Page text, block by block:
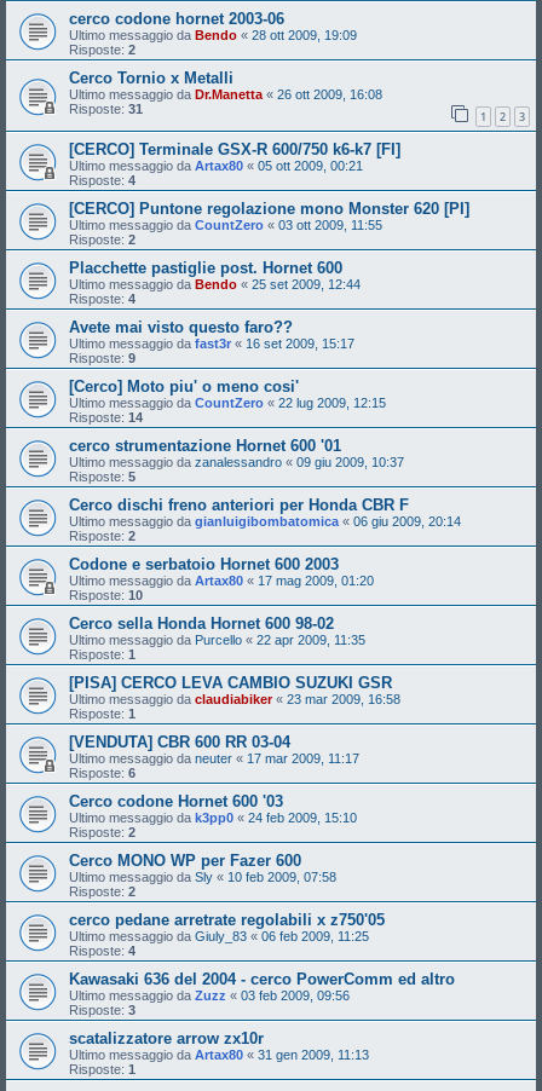
cerco codone hornet 2003-06
Ultimo messaggio da Bendo « 28 ott 2009, 19:09
Risposte: 2
Cerco Tornio x Metalli
Ultimo messaggio da Dr.Manetta« 26 ott 2009, 16:08
Risposte: 31 1 2 3
[CERCO] Terminale GSX-R 600/750 k6-k7 [FI]
Ultimo messaggio da Artax80 « 05 ott 2009, 00:21
Risposte: 4
[CERCO] Puntone regolazione mono Monster 620 [PI]
Ultimo messaggio da CountZero « 03 ott 2009, 11:55
Risposte: 2
Placchette pastiglie post. Hornet 600
Ultimo messaggio da Bendo « 25 set 2009, 12:44
Risposte: 4
Avete mai visto questo faro??
Ultimo messaggio da fast3r « 16 set 2009, 15:17
Risposte: 9
[Cerco] Moto piu' o meno cosi'
Ultimo messaggio da CountZero « 22 lug 2009, 12:15
Risposte: 14
cerco strumentazione Hornet 600 '01
Ultimo messaggio da zanalessandro « 09 giu 2009, 10:37
Risposte: 5
Cerco dischi freno anteriori per Honda CBR F
Ultimo messaggio da gianluigibombatomica « 06 giu 2009, 20:14
Risposte: 2
Codone e serbatoio Hornet 600 2003
Ultimo messaggio da Artax80 « 17 mag 2009, 01:20
Risposte: 10
Cerco sella Honda Hornet 600 98-02
Ultimo messaggio da Purcello « 22 apr 2009, 11:35
Risposte: 1
[PISA] CERCO LEVA CAMBIO SUZUKI GSR
Ultimo messaggio da claudiabiker« 23 mar 2009, 16:58
Risposte: 1
[VENDUTA] CBR 600 RR 03-04
Ultimo messaggio da neuter « 17 mar 2009, 11:17
Risposte: 6
Cerco codone Hornet 600 '03
Ultimo messaggio da k3pp0 « 24 feb 2009, 15:10
Risposte: 2
Cerco MONO WP per Fazer 600
Ultimo messaggio da Sly « 10 feb 2009, 07:58
Risposte: 2
cerco pedane arretrate regolabili x z750'05
Ultimo messaggio da Giuly_83 « 06 feb 2009, 11:25
Risposte: 4
Kawasaki 636 del 2004 - cerco PowerComm ed altro
Ultimo messaggio da Zuzz « 03 feb 2009, 09:56
Risposte: 3
scatalizzatore arrow zx10r
Ultimo messaggio da Artax80 « 31 gen 2009, 11:13
Risposte: 1